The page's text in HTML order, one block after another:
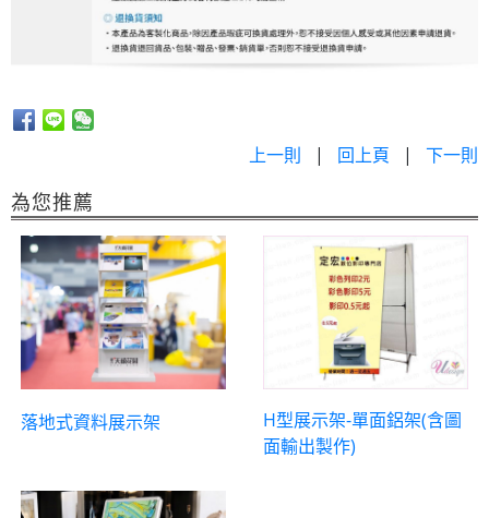
上一則 | 回上頁 | 下一則
為您推薦
落地式資料展示架
H型展示架-單面鋁架(含圖
面輸出製作)